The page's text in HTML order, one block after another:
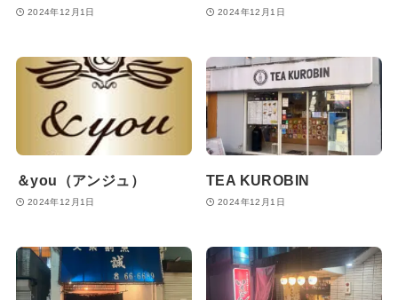
2024年12月1日 2024年12月1日
＆you（アンジュ）
2024年12月1日
TEA KUROBIN
2024年12月1日